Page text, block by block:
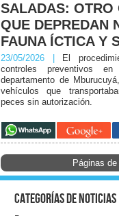
SALADAS: OTRO
QUE DEPREDAN
FAUNA ÍCTICA Y
23/05/2026 |
El
controles preventivos
departamento de
vehículos que
peces sin autorización.
Páginas
Categorías de noticias